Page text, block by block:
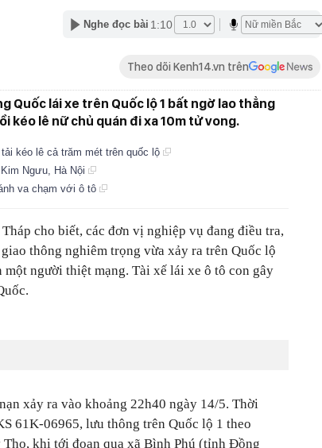
Nghe đọc bài 1:10
Theo dõi Kenh14.vn trên
Quốc lái xe trên Quốc lộ 1 bất ngờ lao thẳng
kéo lê nữ chủ quán đi xa 10m tử vong.
kéo lê cả trăm mét trên quốc lộ
Ngưu, Hà Nội
va chạm với ô tô
cho biết, các đơn vị nghiệp vụ đang điều tra,
thông nghiêm trọng vừa xảy ra trên Quốc lộ
một người thiệt mạng. Tài xế lái xe ô tô con gây
xảy ra vào khoảng 22h40 ngày 14/5. Thời
61K-06965, lưu thông trên Quốc lộ 1 theo
khi tới đoạn qua xã Bình Phú (tỉnh Đồng